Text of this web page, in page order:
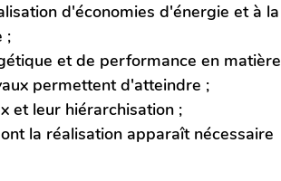
d'économies d'énergie et à la
;
et de performance en matière
permettent d'atteindre ;
et leur hiérarchisation ;
la réalisation apparaît nécessaire